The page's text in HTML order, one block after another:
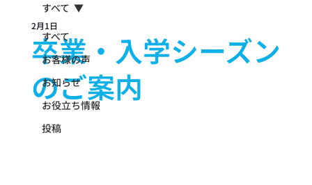
すべて
お客様の声
お知らせ
お役立ち情報
投稿
すべて
卒業・入学シーズン
のご案内
2月1日